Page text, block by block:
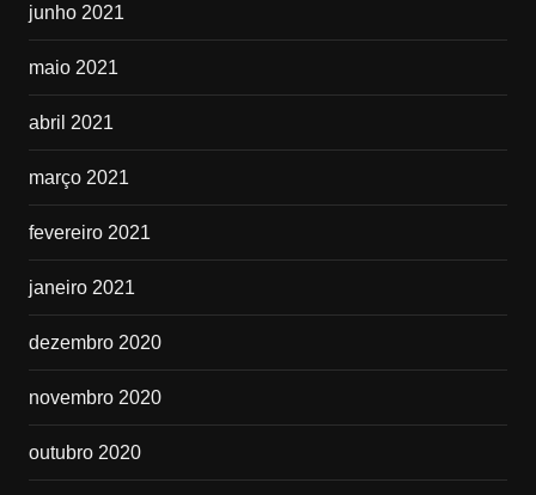
junho 2021
maio 2021
abril 2021
março 2021
fevereiro 2021
janeiro 2021
dezembro 2020
novembro 2020
outubro 2020